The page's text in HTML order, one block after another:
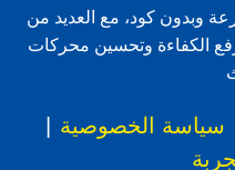
وبدون كود، مع العديد من
ورفع الكفاءة وتحسين محركات
سياسة الخصوصية